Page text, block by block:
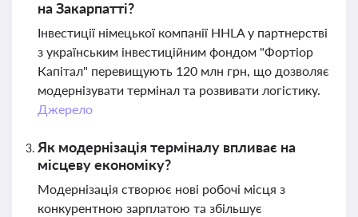
на Закарпатті?
Інвестиції німецької компанії HHLA у партнерстві
з українським інвестиційним фондом "Фортіор
Капітал" перевищують 120 млн грн, що дозволяє
модернізувати термінал та розвивати логістику.
Джерело
Як модернізація терміналу впливає на
місцеву економіку?
Модернізація створює нові робочі місця з
конкурентною зарплатою та збільшує